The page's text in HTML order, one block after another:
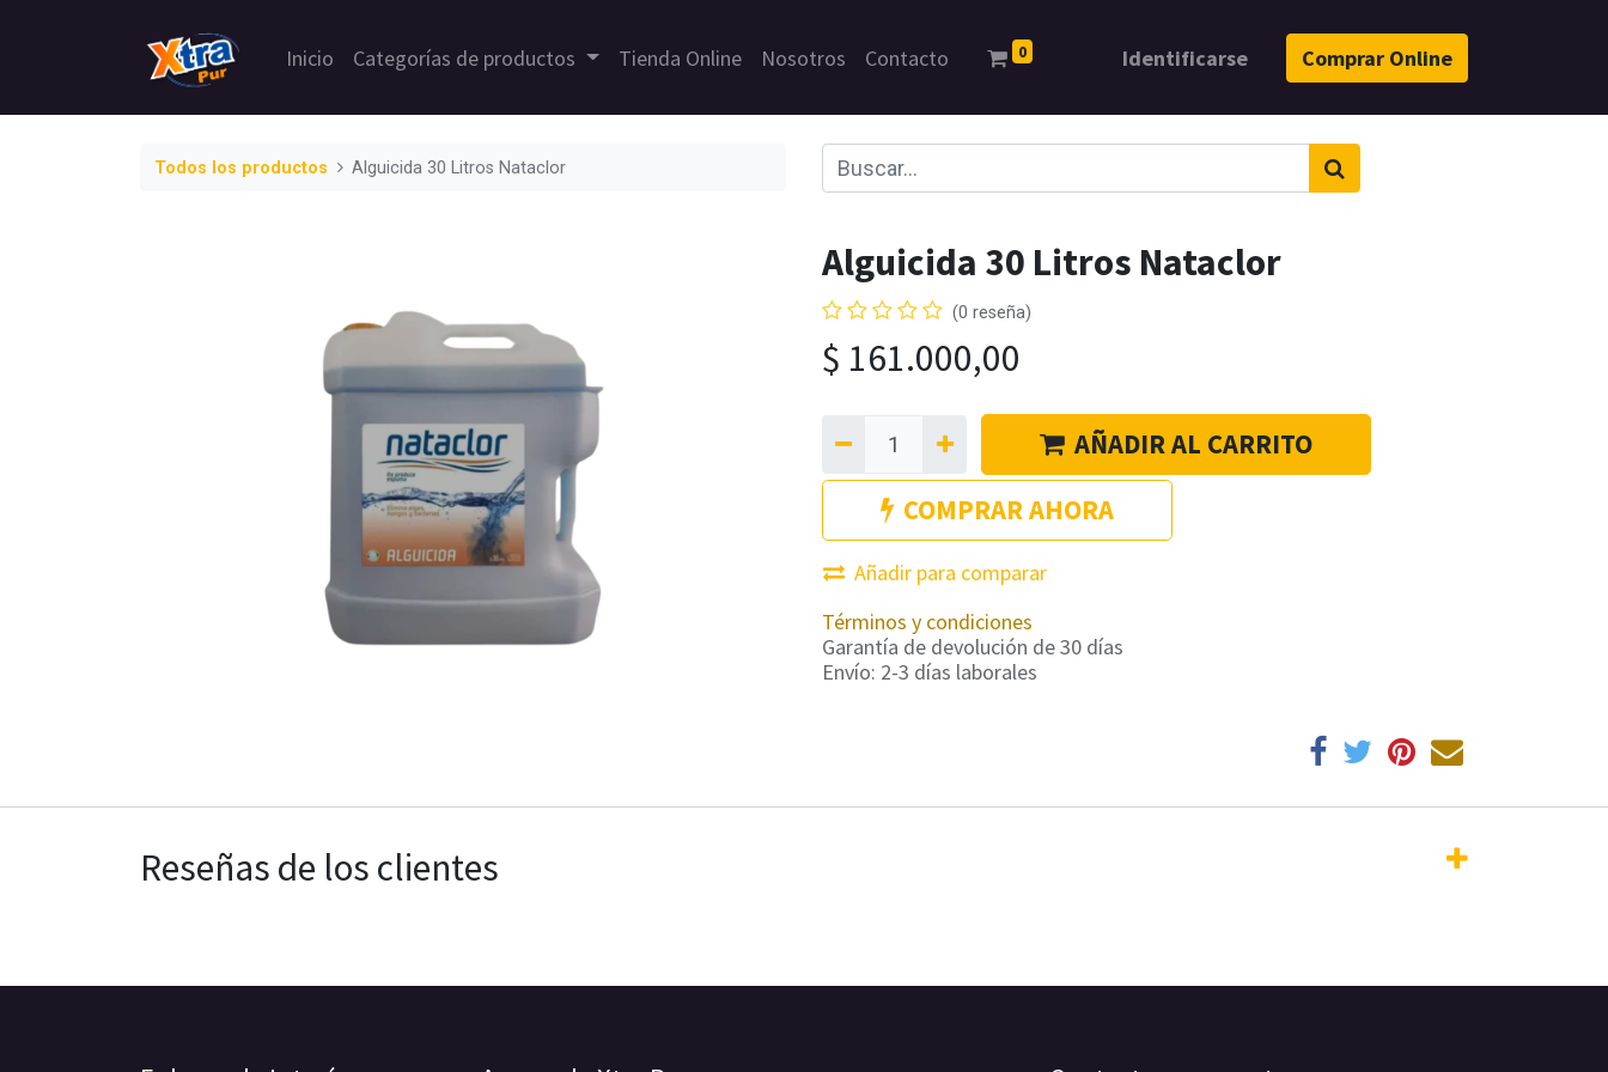
Inicio Categorías de productos Tienda Online Nosotros Contacto 0 Identificarse Comprar Online
Todos los productos Alguicida 30 Litros Nataclor
Alguicida 30 Litros Nataclor
(0 reseña)
$ 161.000,00
AÑADIR AL CARRITO
COMPRAR AHORA
Añadir para comparar
Términos y condiciones
Garantía de devolución de 30 días
Envío: 2-3 días laborales
Reseñas de los clientes